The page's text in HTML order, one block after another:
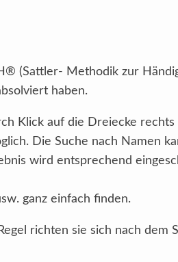
(Sattler- Methodik zur
haben.
Klick auf die Dreiecke rechts
Die Suche nach Namen
wird entsprechend
ganz einfach finden.
richten sie sich nach dem